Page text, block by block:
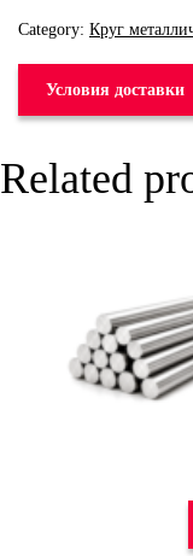
Category: Круг
Условия доставки
Related